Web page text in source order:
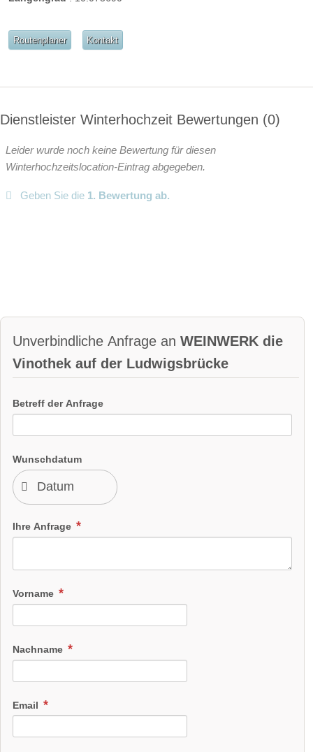
Broschüre Video der Location
Perfekte Jahreszeit:
Herbst-Hochzeit
Winter-Hochzeit
Helikopterlandeplatz
Candybar
weitere Unterlagen
Routenplaner Kontakt
Dienstleister Winterhochzeit Bewertungen 0
Leider wurde noch keine Bewertung für diesen
Winterhochzeitslocation-Eintrag abgegeben.
Geben Sie die 1. Bewertung ab.
Unverbindliche Anfrage an WEINWERK die
Vinothek auf der Ludwigsbrücke
Betreff der Anfrage
Wunschdatum
Ihre Anfrage
Vorname
Nachname
Email